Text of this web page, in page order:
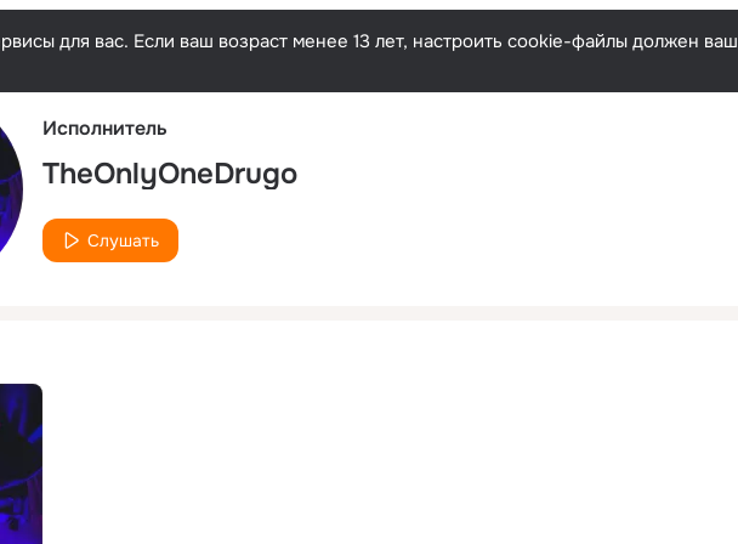
Русский
для вас. Если ваш возраст менее 13 лет, настроить cookie-файлы должен ваш
Исполнитель
TheOnlyOneDrugo
Слушать